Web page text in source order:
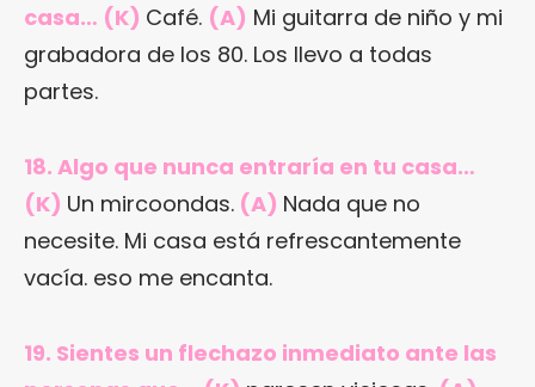
casa… (K) Café. (A) Mi guitarra de niño y mi
grabadora de los 80. Los llevo a todas
partes.
18. Algo que nunca entraría en tu casa…
(K) Un mircoondas. (A) Nada que no
necesite. Mi casa está refrescantemente
vacía. eso me encanta.
19. Sientes un flechazo inmediato ante las